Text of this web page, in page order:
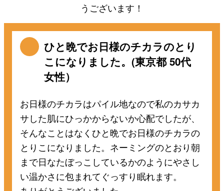
うございます！
ひと晩でお日様のチカラのとり
こになりました。(東京都 50代
女性）
お日様のチカラはパイル地なので私のカサカ
サした肌にひっかからないか心配でしたが、
そんなことはなくひと晩でお日様のチカラの
とりこになりました。ネーミングのとおり朝
まで日なたぼっこしているかのようにやさし
い温かさに包まれてぐっすり眠れます。